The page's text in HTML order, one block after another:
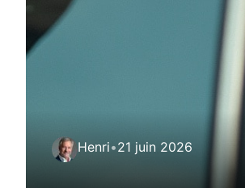
Henri•21 juin 2026